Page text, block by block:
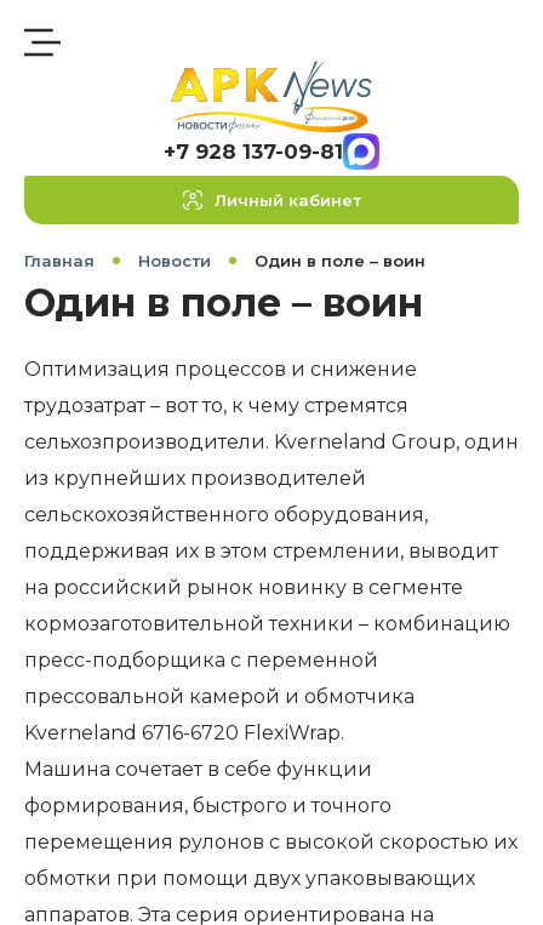
+7 928 137-09-81
Личный кабинет
Главная Новости Один в поле – воин
Один в поле – воин
Оптимизация процессов и снижение
трудозатрат – вот то, к чему стремятся
сельхозпроизводители. Kverneland Group, один
из крупнейших производителей
сельскохозяйственного оборудования,
поддерживая их в этом стремлении, выводит
на российский рынок новинку в сегменте
кормозаготовительной техники – комбинацию
пресс-подборщика с переменной
прессовальной камерой и обмотчика
Kverneland 6716-6720 FlexiWrap.
Машина сочетает в себе функции
формирования, быстрого и точного
перемещения рулонов с высокой скоростью их
обмотки при помощи двух упаковывающих
аппаратов. Эта серия ориентирована на